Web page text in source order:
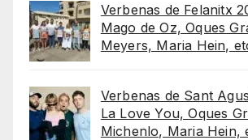
Verbenas de Felanitx
Mago de Oz, Oques
Meyers, Maria Hein,
Verbenas de Sant
La Love You, Oques
Michenlo, Maria Hein,